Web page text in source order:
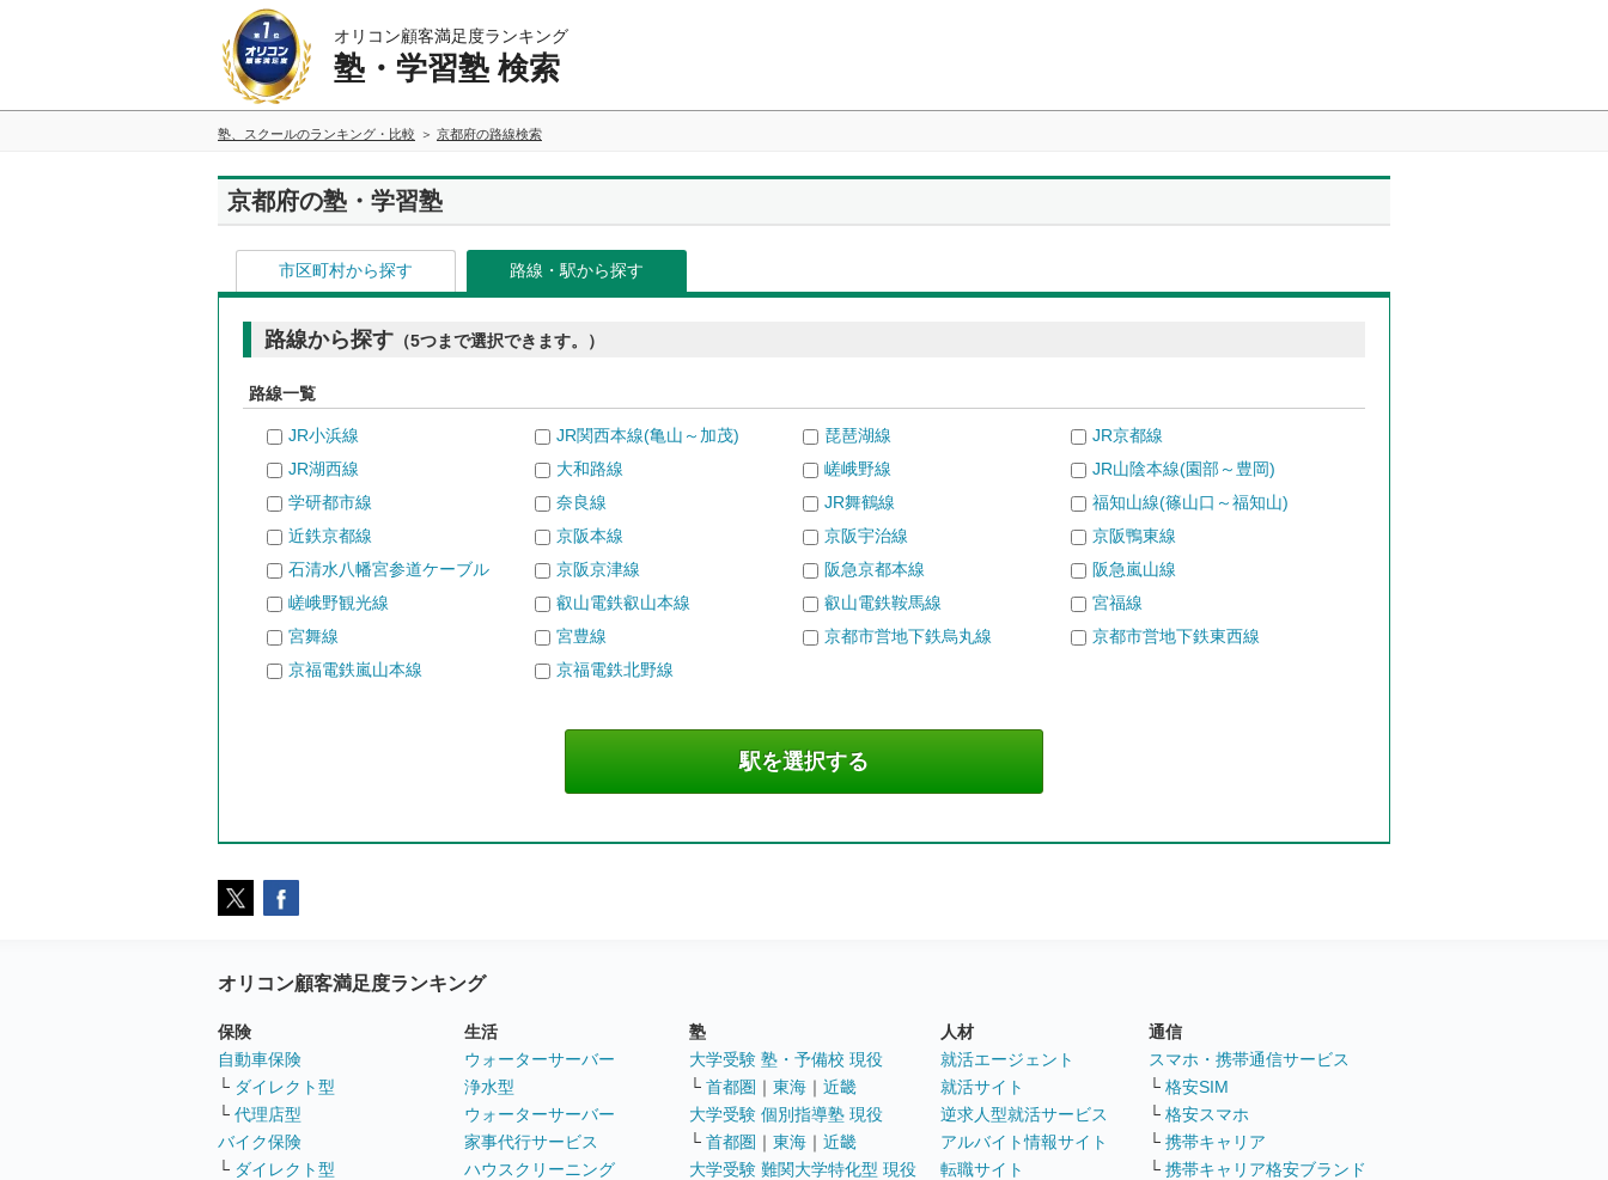
オリコン顧客満足度ランキング
塾・学習塾 検索
塾、スクールのランキング・比較 京都府の路線検索
京都府の塾・学習塾
市区町村から探す 路線・駅から探す
路線から探す （5つまで選択できます。）
路線一覧
JR小浜線 JR関西本線(亀山～加茂) 琵琶湖線
JR京都線
JR湖西線
大和路線 嵯峨野線
JR山陰本線(園部～豊岡)
学研都市線
奈良線 JR舞鶴線
福知山線(篠山口～福知山)
近鉄京都線
京阪本線 京阪宇治線
京阪鴨東線
石清水八幡宮参道ケーブル
京阪京津線 阪急京都本線
阪急嵐山線
嵯峨野観光線
叡山電鉄叡山本線 叡山電鉄鞍馬線
宮福線
宮舞線
宮豊線 京都市営地下鉄烏丸線
京都市営地下鉄東西線
京福電鉄嵐山本線
京福電鉄北野線
オリコン顧客満足度ランキング
保険
自動車保険
└ ダイレクト型
└ 代理店型
バイク保険
└ ダイレクト型
生活
ウォーターサーバー
浄水型
ウォーターサーバー
家事代行サービス
ハウスクリーニング
塾
大学受験 塾・予備校 現役
└ 首都圏 ｜ 東海 ｜ 近畿
大学受験 個別指導塾 現役
└ 首都圏 ｜ 東海 ｜ 近畿
大学受験 難関大学特化型 現役
人材
就活エージェント
就活サイト
逆求人型就活サービス
アルバイト情報サイト
転職サイト
通信
スマホ・携帯通信サービス
└ 格安SIM
└ 格安スマホ
└ 携帯キャリア
└ 携帯キャリア格安ブランド